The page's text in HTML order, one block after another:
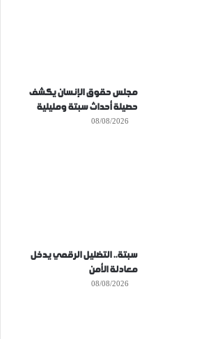
مجلس حقوق الإنسان يكشف
حصيلة أحداث سبتة ومليلية
08/08/2026
سبتة.. التضليل الرقمي يدخل
معادلة الأمن
08/08/2026